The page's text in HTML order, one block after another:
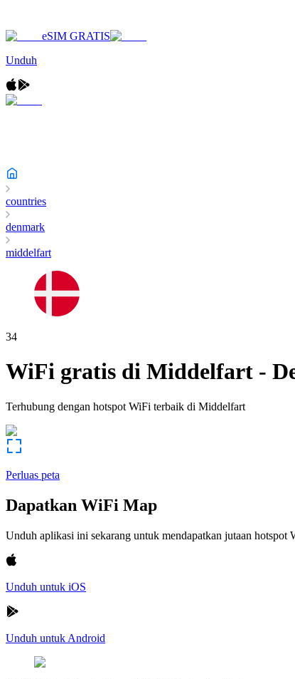
eSIM GRATIS
Unduh
countries
denmark
middelfart
34
WiFi gratis di Middelfart -
Terhubung dengan hotspot WiFi terbaik di Middelfart
Perluas peta
Dapatkan WiFi Map
Unduh aplikasi ini sekarang untuk mendapatkan jutaan
Unduh untuk iOS
Unduh untuk Android